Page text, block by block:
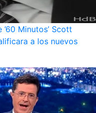
Minutos’ Scott
a los nuevos